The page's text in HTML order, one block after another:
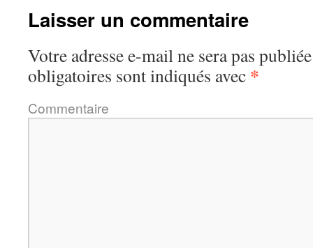
Laisser un commentaire
Votre adresse e-mail ne sera pas
obligatoires sont indiqués avec *
Commentaire